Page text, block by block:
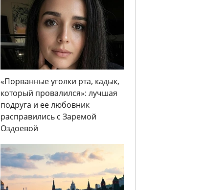
«Порванные уголки рта, кадык,
который провалился»: лучшая
подруга и ее любовник
расправились с Заремой
Оздоевой